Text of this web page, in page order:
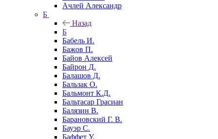
Ачлей Александр
Б
Назад
Б
Бабель И.
Бажов П.
Байов Алексей
Байрон Д.
Балашов Д.
Бальзак О.
Бальмонт К.Д.
Бальтасар Грасиан
Балязин В.
Барановский Г. В.
Бауэр С.
Баффет У.